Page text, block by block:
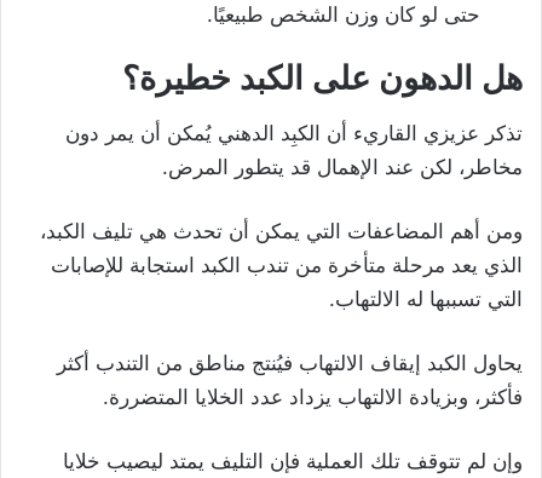
حتى لو كان وزن الشخص طبيعيًا.
هل الدهون على الكبد خطيرة؟
تذكر عزيزي القاريء أن الكبِد الدهني يُمكن أن يمر دون
مخاطر، لكن عند الإهمال قد يتطور المرض.
ومن أهم المضاعفات التي يمكن أن تحدث هي تليف الكبد،
الذي يعد مرحلة متأخرة من تندب الكبد استجابة للإصابات
التي تسببها له الالتهاب.
يحاول الكبد إيقاف الالتهاب فيُنتج مناطق من التندب أكثر
فأكثر، وبزيادة الالتهاب يزداد عدد الخلايا المتضررة.
وإن لم تتوقف تلك العملية فإن التليف يمتد ليصيب خلايا